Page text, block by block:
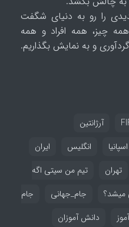
را رو به دنیای شگفت
چیز، همه افراد و همه
و به نمایش بگذاریم.
آرژانتین
اسپانیا انگلیس
ایران
تهران
تیم من سیتی اگه
میشد؟
جام_جهانی
جام
دانش آموزان